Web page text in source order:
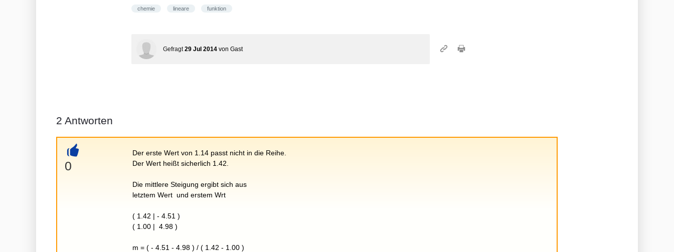
chemie lineare funktion
Gefragt 29 Jul 2014 von Gast
2 Antworten
+
0
Der erste Wert von 1.14 passt nicht in die Reihe.
Der Wert heißt sicherlich 1.42.
Die mittlere Steigung ergibt sich aus
letztem Wert und erstem Wrt
( 1.42 | - 4.51 )
( 1.00 | 4.98 )
m = ( - 4.51 - 4.98 ) / ( 1.42 - 1.00 )